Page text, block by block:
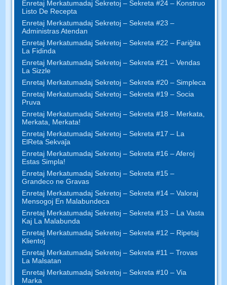
Enretaj Merkatumadaj Sekretoj – Sekreta #24 – Konstruo
Listo De Recepta
Enretaj Merkatumadaj Sekretoj – Sekreta #23 –
Administras Atendan
Enretaj Merkatumadaj Sekretoj – Sekreta #22 – Fariĝita
La Fidinda
Enretaj Merkatumadaj Sekretoj – Sekreta #21 – Vendas
La Sizzle
Enretaj Merkatumadaj Sekretoj – Sekreta #20 – Simpleca
Enretaj Merkatumadaj Sekretoj – Sekreta #19 – Socia
Pruva
Enretaj Merkatumadaj Sekretoj – Sekreta #18 – Merkata,
Merkata, Merkata!
Enretaj Merkatumadaj Sekretoj – Sekreta #17 – La
ElReta Sekvaĵa
Enretaj Merkatumadaj Sekretoj – Sekreta #16 – Aferoj
Estas Simpla!
Enretaj Merkatumadaj Sekretoj – Sekreta #15 –
Grandeco ne Gravas
Enretaj Merkatumadaj Sekretoj – Sekreta #14 – Valoraj
Mensogoj En Malabundeca
Enretaj Merkatumadaj Sekretoj – Sekreta #13 – La Vasta
Kaj La Malabunda
Enretaj Merkatumadaj Sekretoj – Sekreta #12 – Ripetaj
Klientoj
Enretaj Merkatumadaj Sekretoj – Sekreta #11 – Trovas
La Malsatan
Enretaj Merkatumadaj Sekretoj – Sekreta #10 – Via
Marka